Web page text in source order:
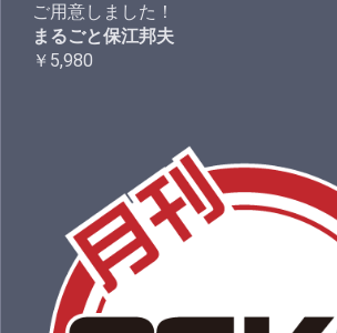
ご用意しました！
まるごと保江邦夫
￥5,980